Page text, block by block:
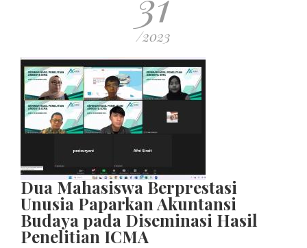
/2023
Dua Mahasiswa Berprestasi
Unusia Paparkan Akuntansi
Budaya pada Diseminasi Hasil
Penelitian ICMA